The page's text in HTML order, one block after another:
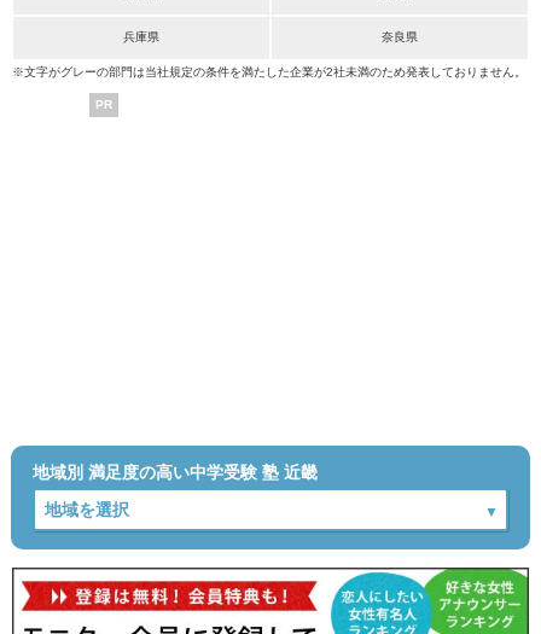
兵庫県 奈良県
※文字がグレーの部門は当社規定の条件を満たした企業が2社未満のため発表しておりません。
PR
地域別 満足度の高い中学受験 塾 近畿